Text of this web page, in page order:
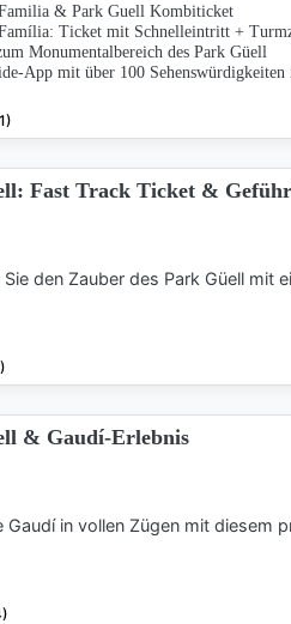
Familia & Park Guell Kombiticket
Ticket mit Schnelleintritt +
Monumentalbereich des Park Güell
App mit über 100 Sehenswürdigkeiten
Fast Track Ticket &
den Zauber des Park Güell mit
& Gaudí-Erlebnis
Gaudí in vollen Zügen mit diesem